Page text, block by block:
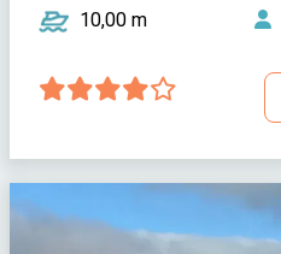
10,00 m